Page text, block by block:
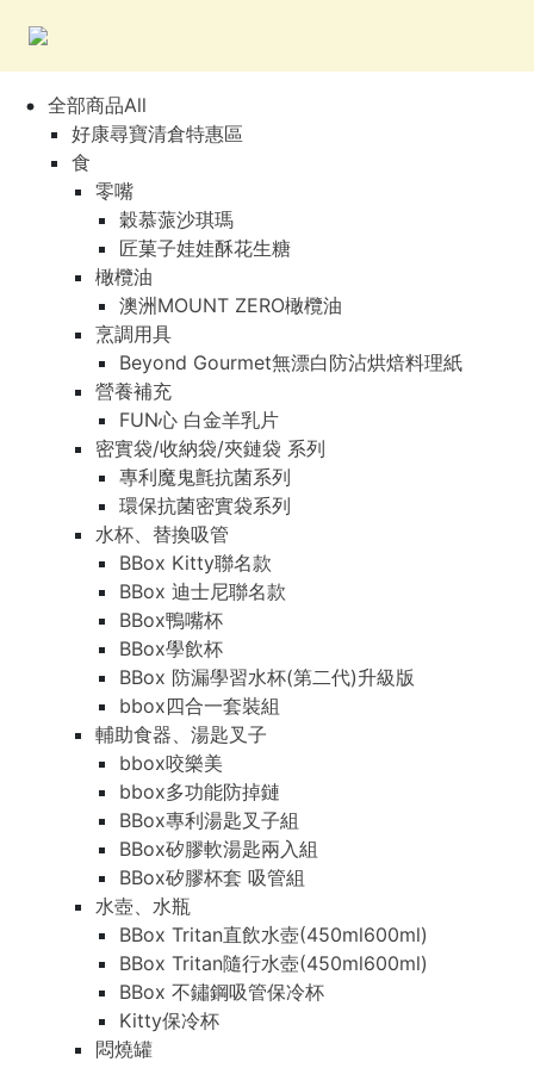
全部商品All
好康尋寶清倉特惠區
食
零嘴
穀慕蒎沙琪瑪
匠菓子娃娃酥花生糖
橄欖油
澳洲MOUNT ZERO橄欖油
烹調用具
Beyond Gourmet無漂白防沾烘焙料理紙
營養補充
FUN心 白金羊乳片
密實袋/收納袋/夾鏈袋 系列
專利魔鬼氈抗菌系列
環保抗菌密實袋系列
水杯、替換吸管
BBox Kitty聯名款
BBox 迪士尼聯名款
BBox鴨嘴杯
BBox學飲杯
BBox 防漏學習水杯(第二代)升級版
bbox四合一套裝組
輔助食器、湯匙叉子
bbox咬樂美
bbox多功能防掉鏈
BBox專利湯匙叉子組
BBox矽膠軟湯匙兩入組
BBox矽膠杯套 吸管組
水壺、水瓶
BBox Tritan直飲水壺(450ml600ml)
BBox Tritan隨行水壺(450ml600ml)
BBox 不鏽鋼吸管保冷杯
Kitty保冷杯
悶燒罐